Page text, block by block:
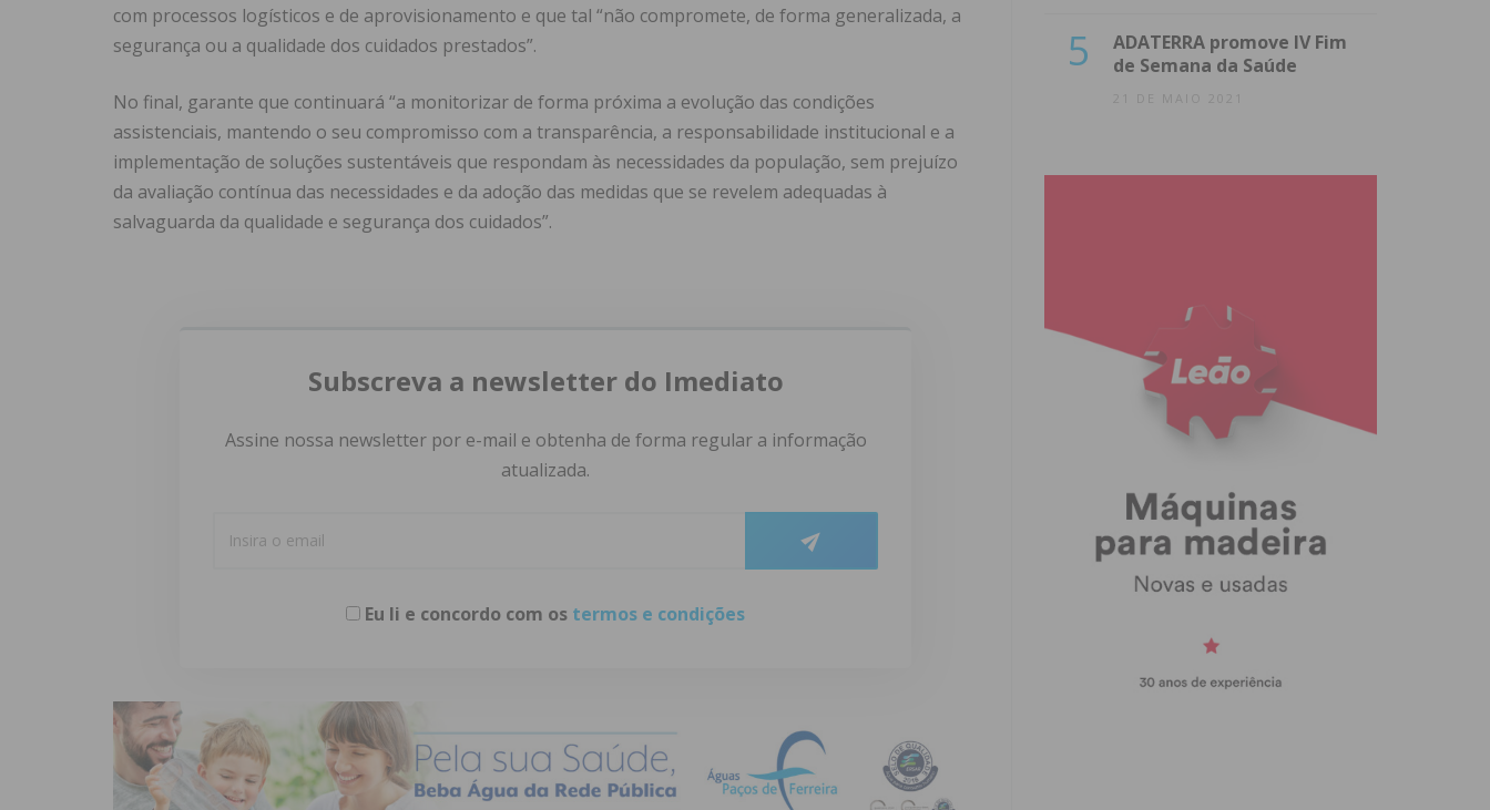
com processos logísticos e de aprovisionamento e que tal “não compromete, de forma generalizada, a
segurança ou a qualidade dos cuidados prestados”.
No final, garante que continuará “a monitorizar de forma próxima a evolução das condições
assistenciais, mantendo o seu compromisso com a transparência, a responsabilidade institucional e a
implementação de soluções sustentáveis que respondam às necessidades da população, sem prejuízo
da avaliação contínua das necessidades e da adoção das medidas que se revelem adequadas à
salvaguarda da qualidade e segurança dos cuidados”.
Subscreva a newsletter do Imediato
Assine nossa newsletter por e-mail e obtenha de forma regular a informação
atualizada.
Eu li e concordo com os termos e condições
5
ADATERRA promove IV Fim
de Semana da Saúde
21 DE MAIO 2021